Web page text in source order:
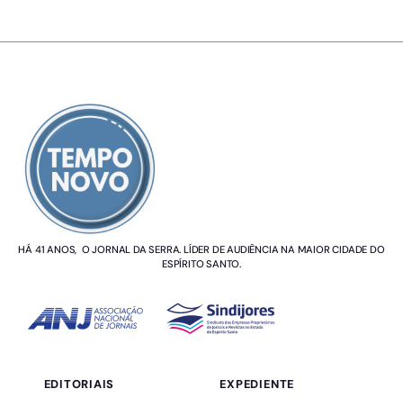
HÁ 41 ANOS, O JORNAL DA SERRA. LÍDER DE AUDIÊNCIA NA MAIOR CIDADE DO
ESPÍRITO SANTO.
EDITORIAIS EXPEDIENTE